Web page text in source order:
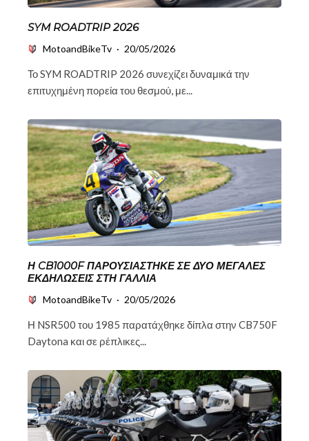
SYM ROADTRIP 2026
MotoandBikeTv · 20/05/2026
Το SYM ROADTRIP 2026 συνεχίζει δυναμικά την
επιτυχημένη πορεία του θεσμού, με...
Η CB1000F ΠΑΡΟΥΣΙΆΣΤΗΚΕ ΣΕ ΔΎΟ ΜΕΓΆΛΕΣ
ΕΚΔΗΛΏΣΕΙΣ ΣΤΗ ΓΑΛΛΊΑ
MotoandBikeTv · 20/05/2026
Η NSR500 του 1985 παρατάχθηκε δίπλα στην CB750F
Daytona και σε ρέπλικες...